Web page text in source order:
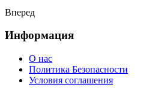
Вперед
Информация
О нас
Политика Безопасности
Условия соглашения